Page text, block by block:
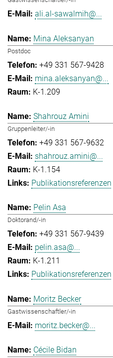
ali.al-sawalmih@...
Mina Aleksanyan
Postdoc
+49 331 567-9428
mina.aleksanyan@...
K-1.209
Shahrouz Amini
Gruppenleiter/-in
+49 331 567-9632
shahrouz.amini@...
K-1.154
Publikationsreferenzen
Pelin Asa
Doktorand/-in
+49 331 567-9439
pelin.asa@...
K-1.211
Publikationsreferenzen
Moritz Becker
Gastwissenschaftler/-in
moritz.becker@...
Cécile Bidan